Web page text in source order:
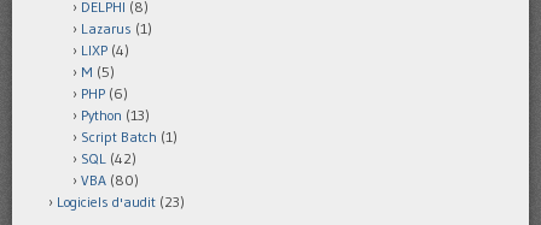
DELPHI (8)
Lazarus (1)
LIXP (4)
M (5)
PHP (6)
Python (13)
Script Batch (1)
SQL (42)
VBA (80)
Logiciels d'audit (23)